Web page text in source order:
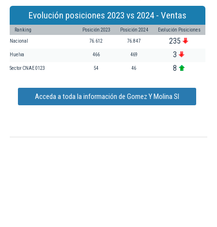
Evolución posiciones 2023 vs 2024 - Ventas
Ranking Posición 2023 Posición 2024 Evolución Posiciones
Nacional 76.612 76.847 235
Huelva 466 469 3
Sector CNAE 0123 54 46 8
Acceda a toda la información de Gomez Y Molina Sl